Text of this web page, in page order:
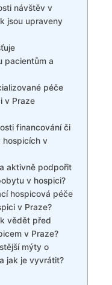
návštěv v
jsou upraveny
pacientům a
péče
v Praze
financování či
hospicích v
aktivně podpořit
v hospici?
hospicová péče
v Praze?
vědět před
v Praze?
mýty o
jak je vyvrátit?